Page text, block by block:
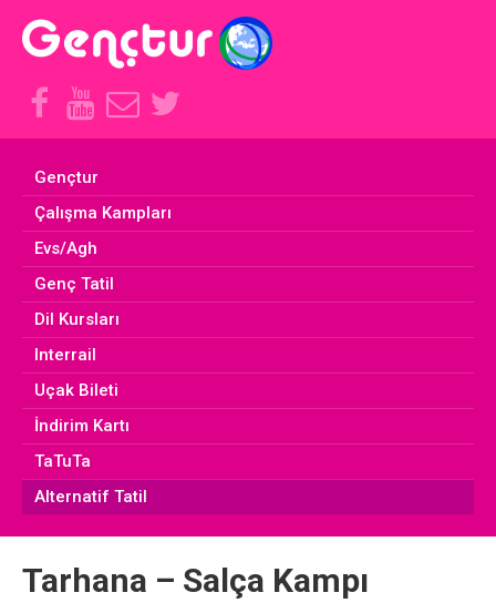
Facebook
Hesabımız
Youtube
Hesabımız
E-
Posta
Twitter
Hesabımız
Gençtur
Çalışma Kampları
Evs/Agh
Genç Tatil
Dil Kursları
Interrail
Uçak Bileti
İndirim Kartı
TaTuTa
Alternatif Tatil
Tarhana – Salça Kampı